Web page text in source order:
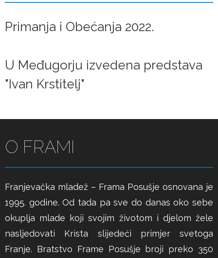
Primanja i Obećanja 2022.
U Međugorju izvedena predstava
"Ivan Krstitelj"
O FRAMI
Franjevačka mladež – Frama Posušje osnovana je
1995. godine. Od tada pa sve do danas oko sebe
okuplja mlade koji svojim životom i djelom žele
nasljedovati Krista slijedeći primjer svetoga
Franje. Bratstvo Frame Posušje broji preko 350